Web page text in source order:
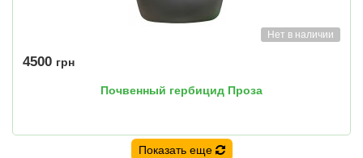
Нет в наличии
4500 грн
Почвенный гербицид Проза
Показать еще